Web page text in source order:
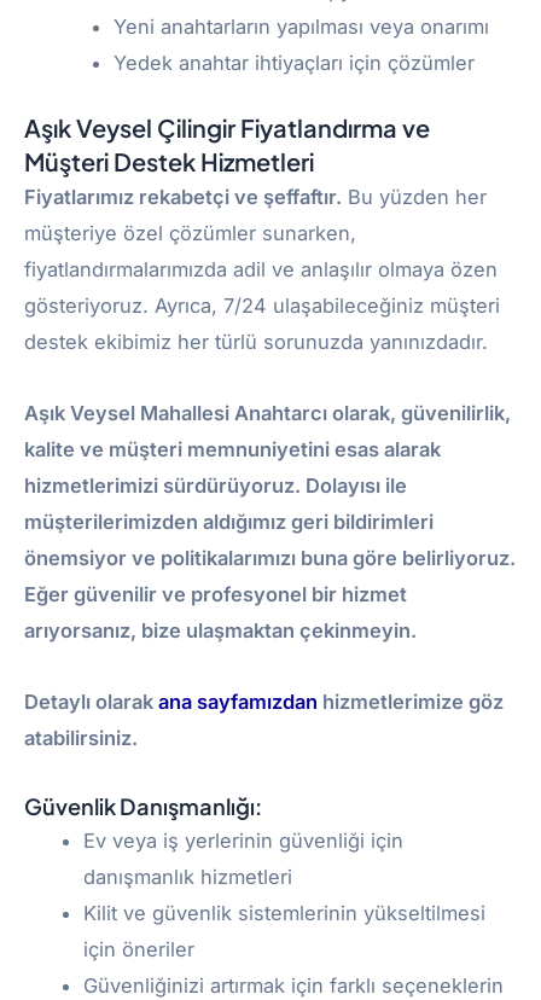
Yeni anahtarların yapılması veya onarımı
Yedek anahtar ihtiyaçları için çözümler
Aşık Veysel Çilingir Fiyatlandırma ve
Müşteri Destek Hizmetleri
Fiyatlarımız rekabetçi ve şeffaftır. Bu yüzden her
müşteriye özel çözümler sunarken,
fiyatlandırmalarımızda adil ve anlaşılır olmaya özen
gösteriyoruz. Ayrıca, 7/24 ulaşabileceğiniz müşteri
destek ekibimiz her türlü sorunuzda yanınızdadır.
Aşık Veysel Mahallesi Anahtarcı olarak, güvenilirlik,
kalite ve müşteri memnuniyetini esas alarak
hizmetlerimizi sürdürüyoruz. Dolayısı ile
müşterilerimizden aldığımız geri bildirimleri
önemsiyor ve politikalarımızı buna göre belirliyoruz.
Eğer güvenilir ve profesyonel bir hizmet
arıyorsanız, bize ulaşmaktan çekinmeyin.
Detaylı olarak ana sayfamızdan hizmetlerimize göz
atabilirsiniz.
Güvenlik Danışmanlığı:
Ev veya iş yerlerinin güvenliği için
danışmanlık hizmetleri
Kilit ve güvenlik sistemlerinin yükseltilmesi
için öneriler
Güvenliğinizi artırmak için farklı seçeneklerin